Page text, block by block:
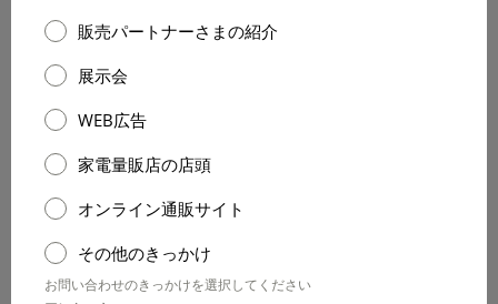
販売パートナーさまの紹介
展示会
WEB広告
家電量販店の店頭
オンライン通販サイト
その他のきっかけ
お問い合わせのきっかけを選択してください